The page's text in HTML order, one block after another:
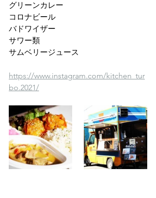
グリーンカレー
コロナビール
バドワイザー
サワー類
サムベリージュース
https://www.instagram.com/kitchen_tur
bo.2021/